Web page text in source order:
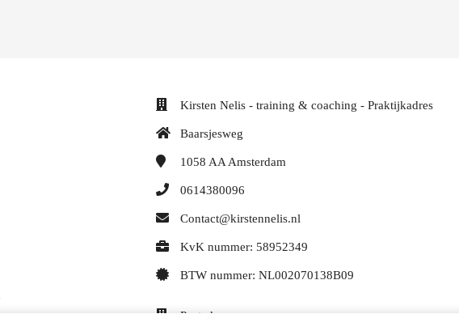
Kirsten Nelis - training & coaching - Praktijkadres
Baarsjesweg
1058 AA Amsterdam
0614380096
Contact@kirstennelis.nl
KvK nummer: 58952349
BTW nummer: NL002070138B09
Postadres